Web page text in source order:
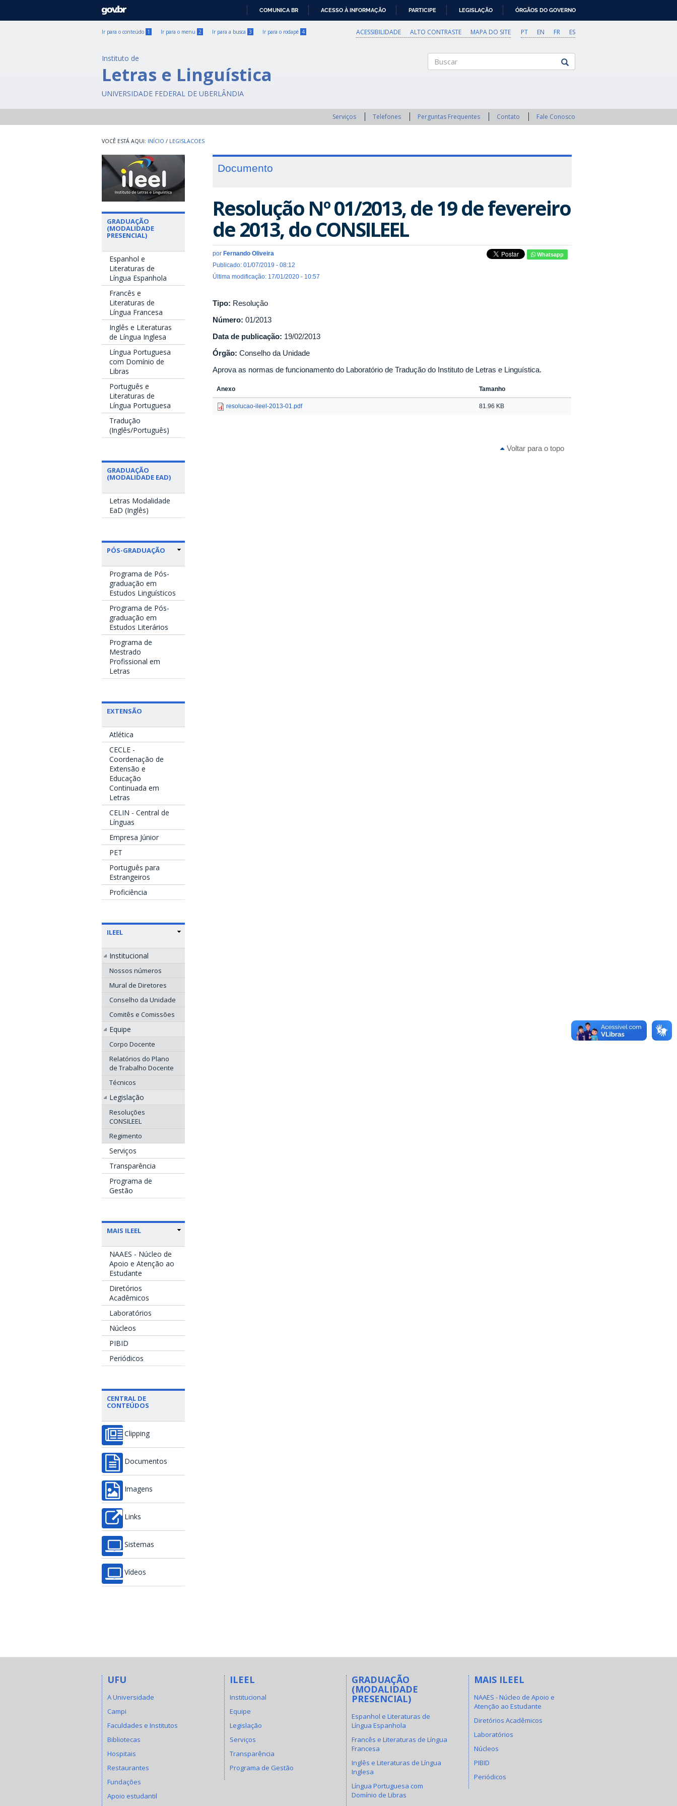
GOVBR
COMUNICA BR ACESSO À INFORMAÇÃO PARTICIPE LEGISLAÇÃO ÓRGÃOS DO GOVERNO
Ir para o conteúdo 1 Ir para o menu 2 Ir para a busca 3 Ir para o rodapé 4 PT EN FR ES
ACESSIBILIDADE ALTO CONTRASTE MAPA DO SITE
Instituto de
Letras e Linguística
UNIVERSIDADE FEDERAL DE UBERLÂNDIA
Serviços Telefones Perguntas Frequentes Contato Fale Conosco
INÍCIO / LEGISLACOES
GRADUAÇÃO
(MODALIDADE
PRESENCIAL)
Espanhol e
Literaturas de
Língua Espanhola
Francês e
Literaturas de
Língua Francesa
Inglês e Literaturas
de Língua Inglesa
Língua Portuguesa
com Domínio de
Libras
Português e
Literaturas de
Língua Portuguesa
Tradução
(Inglês/Português)
GRADUAÇÃO
(MODALIDADE EAD)
Letras Modalidade
EaD (Inglês)
PÓS-GRADUAÇÃO
Programa de Pós-
graduação em
Estudos Linguísticos
Programa de Pós-
graduação em
Estudos Literários
Programa de
Mestrado
Profissional em
Letras
EXTENSÃO
Atlética
CECLE -
Coordenação de
Extensão e
Educação
Continuada em
Letras
CELIN - Central de
Línguas
Empresa Júnior
PET
Português para
Estrangeiros
Proficiência
ILEEL
Institucional
Nossos números
Mural de Diretores
Conselho da Unidade
Comitês e Comissões
Equipe
Corpo Docente
Relatórios do Plano
de Trabalho Docente
Técnicos
Legislação
Resoluções
CONSILEEL
Regimento
Serviços
Transparência
Programa de
Gestão
MAIS ILEEL
NAAES - Núcleo de
Apoio e Atenção ao
Estudante
Diretórios
Acadêmicos
Laboratórios
Núcleos
PIBID
Periódicos
CENTRAL DE
CONTEÚDOS
Clipping
Documentos
Imagens
Links
Sistemas
Vídeos
Documento
Resolução Nº 01/2013, de 19 de fevereiro
de 2013, do CONSILEEL
por Fernando Oliveira
Publicado: 01/07/2019 - 08:12
Última modificação: 17/01/2020 - 10:57
Whatsapp
Tipo: Resolução
Número: 01/2013
Data de publicação: 19/02/2013
Órgão: Conselho da Unidade
Aprova as normas de funcionamento do Laboratório de Tradução do Instituto de Letras e Linguística.
Anexo Tamanho
resolucao-ileel-2013-01.pdf 81.96 KB
Voltar para o topo
UFU
A Universidade
Campi
Faculdades e Institutos
Bibliotecas
Hospitais
Restaurantes
Fundações
Apoio estudantil
ILEEL
Institucional
Equipe
Legislação
Serviços
Transparência
Programa de Gestão
GRADUAÇÃO
(MODALIDADE
PRESENCIAL)
Espanhol e Literaturas de
Língua Espanhola
Francês e Literaturas de Língua
Francesa
Inglês e Literaturas de Língua
Inglesa
Língua Portuguesa com
Domínio de Libras
MAIS ILEEL
NAAES - Núcleo de Apoio e
Atenção ao Estudante
Diretórios Acadêmicos
Laboratórios
Núcleos
PIBID
Periódicos